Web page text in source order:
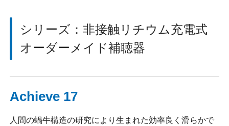
シリーズ：非接触リチウム充電式
オーダーメイド補聴器
Achieve 17
人間の蝸牛構造の研究により生まれた効率良く滑らかで